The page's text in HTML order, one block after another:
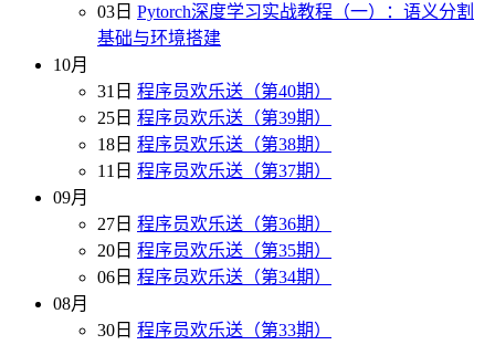
03日 Pytorch深度学习实战教程（一）：语义分割
基础与环境搭建
10月
31日 程序员欢乐送（第40期）
25日 程序员欢乐送（第39期）
18日 程序员欢乐送（第38期）
11日 程序员欢乐送（第37期）
09月
27日 程序员欢乐送（第36期）
20日 程序员欢乐送（第35期）
06日 程序员欢乐送（第34期）
08月
30日 程序员欢乐送（第33期）